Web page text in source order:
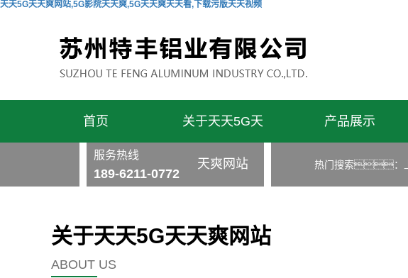
天天5G天天爽网站,5G影院天天爽,5G天天爽天天看,下载污版天天视频
首页 关于天天5G天
天爽网站
产品展示
服务热线
189-6211-0772
热门搜索：
关于天天5G天天爽网站
ABOUT US